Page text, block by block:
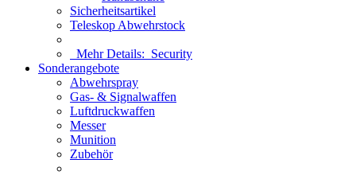
Sicherheitsartikel
Teleskop Abwehrstock
Mehr Details: Security
Sonderangebote
Abwehrspray
Gas- & Signalwaffen
Luftdruckwaffen
Messer
Munition
Zubehör